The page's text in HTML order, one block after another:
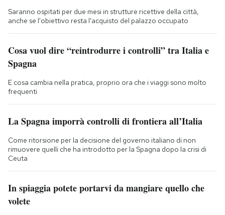
Saranno ospitati per due mesi in strutture ricettive della città,
anche se l'obiettivo resta l'acquisto del palazzo occupato
Cosa vuol dire “reintrodurre i controlli” tra Italia e
Spagna
E cosa cambia nella pratica, proprio ora che i viaggi sono molto
frequenti
La Spagna imporrà controlli di frontiera all’Italia
Come ritorsione per la decisione del governo italiano di non
rimuovere quelli che ha introdotto per la Spagna dopo la crisi di
Ceuta
In spiaggia potete portarvi da mangiare quello che
volete